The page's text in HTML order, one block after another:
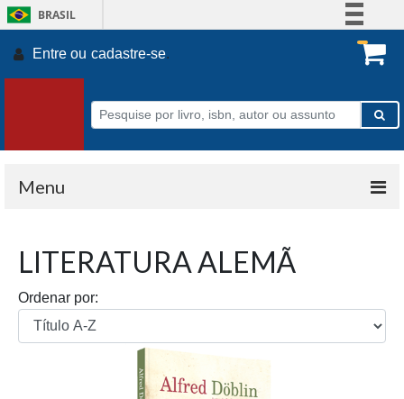
BRASIL
Participe
Acesso à informação
Legislação
Entre ou cadastre-se.
Menu
LITERATURA ALEMÃ
Ordenar por: